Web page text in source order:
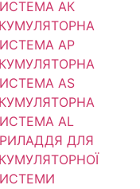
АК
АР
AS
AL
ДЛЯ